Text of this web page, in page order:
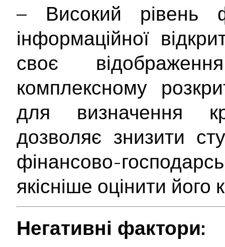
– Високий рівень
інформаційної
своє
комплексному
для визначення
дозволяє знизити
фінансово-
якісніше оцінити
Негативні фактори: